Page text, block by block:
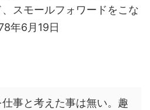
スモールフォワードをこな
年6月19日
事と考えた事は無い。趣